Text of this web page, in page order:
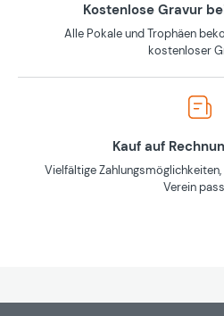
Kostenlose Gravur
Alle Pokale und Trophäen
kostenloser
Kauf auf
Vielfältige
Verein